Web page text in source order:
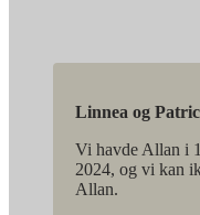
Linnea og
Vi havde Allan i
2024, og vi kan
Allan.